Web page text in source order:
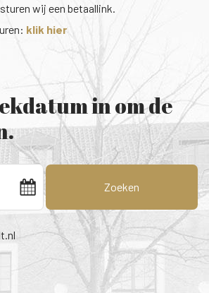
wij een betaallink.
klik hier
in om de
Zoeken